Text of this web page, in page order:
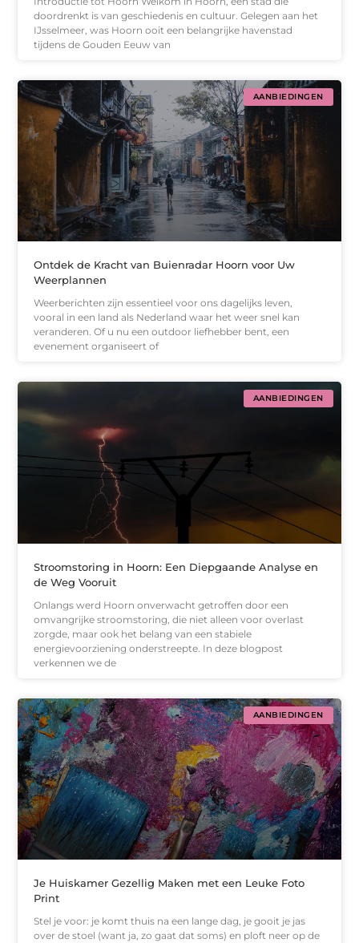
doordrenkt is van geschiedenis en cultuur. Gelegen aan het
IJsselmeer, was Hoorn ooit een belangrijke havenstad
tijdens de Gouden Eeuw van
AANBIEDINGEN
Ontdek de Kracht van Buienradar Hoorn voor Uw
Weerplannen
Weerberichten zijn essentieel voor ons dagelijks leven,
vooral in een land als Nederland waar het weer snel kan
veranderen. Of u nu een outdoor liefhebber bent, een
evenement organiseert of
AANBIEDINGEN
Stroomstoring in Hoorn: Een Diepgaande Analyse en
de Weg Vooruit
Onlangs werd Hoorn onverwacht getroffen door een
omvangrijke stroomstoring, die niet alleen voor overlast
zorgde, maar ook het belang van een stabiele
energievoorziening onderstreepte. In deze blogpost
verkennen we de
AANBIEDINGEN
Je Huiskamer Gezellig Maken met een Leuke Foto
Print
Stel je voor: je komt thuis na een lange dag, je gooit je jas
over de stoel (want ja, zo gaat dat soms) en ploft neer op de